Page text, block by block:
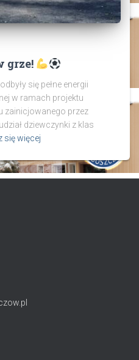
grze!
się pełne energii
w ramach projektu
zainicjowanego przez
dziewczynki z klas
się więcej